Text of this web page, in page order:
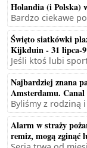
Holandia (i Polska)
Bardzo ciekawe
Święto siatkówki
Kijkduin - 31 lipca-
Jeśli ktoś lubi
Najbardziej znana
Amsterdamu.
Byliśmy z rodziną
Alarm w straży
remiz, mogą zginąć